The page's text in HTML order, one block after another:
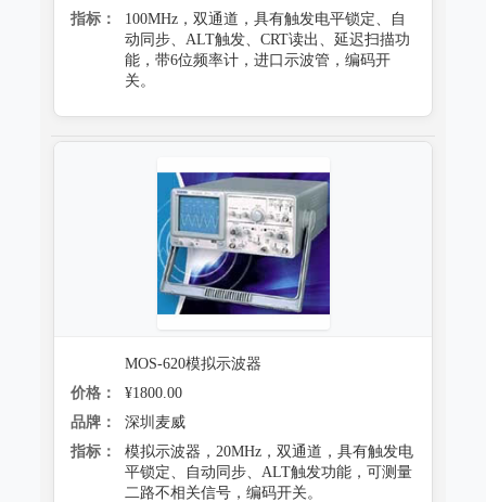
指标：
100MHz，双通道，具有触发电平锁定、自
动同步、ALT触发、CRT读出、延迟扫描功
能，带6位频率计，进口示波管，编码开
关。
MOS-620模拟示波器
价格：
¥1800.00
品牌：
深圳麦威
指标：
模拟示波器，20MHz，双通道，具有触发电
平锁定、自动同步、ALT触发功能，可测量
二路不相关信号，编码开关。